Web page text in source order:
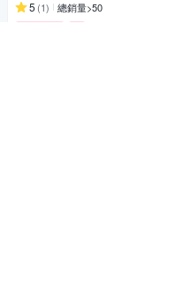
5 (1) 總銷量>50